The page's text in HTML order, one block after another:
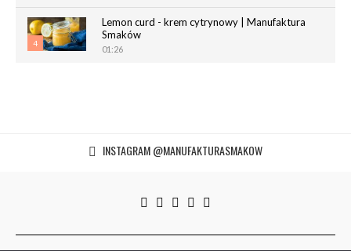
4
Lemon curd - krem cytrynowy | Manufaktura
Smaków
01:26
01:40
INSTAGRAM @MANUFAKTURASMAKOW